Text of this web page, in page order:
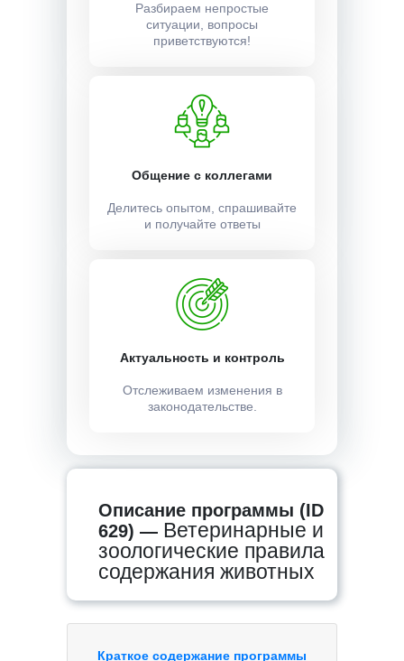
Разбираем непростые
ситуации, вопросы
приветствуются!
Общение с коллегами
Делитесь опытом, спрашивайте
и получайте ответы
Актуальность и контроль
Отслеживаем изменения в
законодательстве.
Описание программы (ID
629) — Ветеринарные и
зоологические правила
содержания животных
Краткое содержание программы